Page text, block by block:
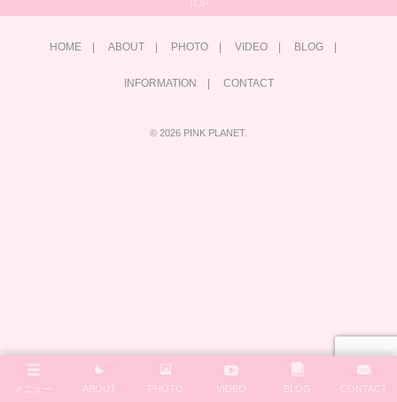
TOP
HOME ABOUT PHOTO VIDEO BLOG
INFORMATION CONTACT
© 2026 PINK PLANET.
メニュー ABOUT PHOTO VIDEO BLOG CONTACT